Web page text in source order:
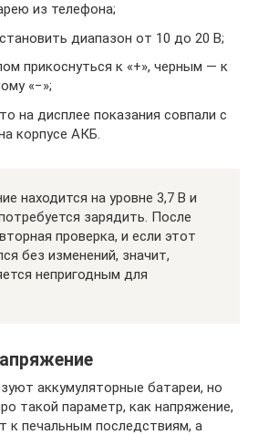
из телефона;
диапазон от 10 до 20 В;
прикоснуться к «+», черным — к
«−»;
на дисплее показания совпали с
корпусе АКБ.
находится на уровне 3,7 В и
зарядить. После
проверка, и если этот
без изменений, значит,
непригодным для
аккумуляторные батареи, но
такой параметр, как напряжение,
к печальным последствиям, а